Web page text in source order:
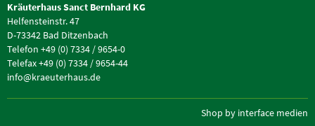
Kräuterhaus Sanct Bernhard KG
Helfensteinstr. 47
D-73342 Bad Ditzenbach
Telefon +49 (0) 7334 / 9654-0
Telefax +49 (0) 7334 / 9654-44
info@kraeuterhaus.de
Shop by interface medien